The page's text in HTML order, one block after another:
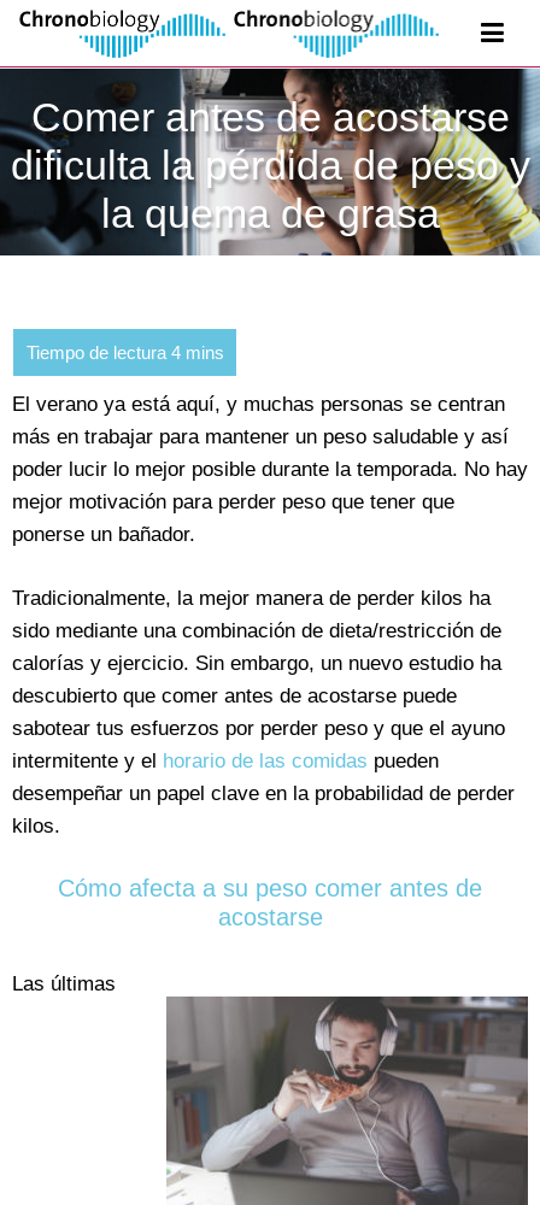
Comer antes de acostarse
dificulta la pérdida de peso y
la quema de grasa
El verano ya está aquí, y muchas personas se centran
más en trabajar para mantener un peso saludable y así
poder lucir lo mejor posible durante la temporada. No hay
mejor motivación para perder peso que tener que
ponerse un bañador.
Tradicionalmente, la mejor manera de perder kilos ha
sido mediante una combinación de dieta/restricción de
calorías y ejercicio. Sin embargo, un nuevo estudio ha
descubierto que comer antes de acostarse puede
sabotear tus esfuerzos por perder peso y que el ayuno
intermitente y el horario de las comidas pueden
desempeñar un papel clave en la probabilidad de perder
kilos.
Cómo afecta a su peso comer antes de
acostarse
Las últimas